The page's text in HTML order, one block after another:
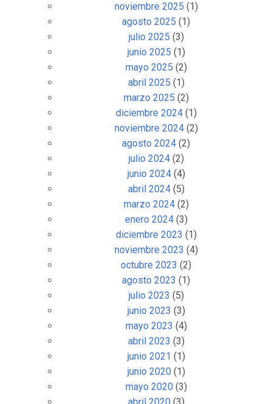
noviembre 2025 (1)
agosto 2025 (1)
julio 2025 (3)
junio 2025 (1)
mayo 2025 (2)
abril 2025 (1)
marzo 2025 (2)
diciembre 2024(1)
noviembre 2024(2)
agosto 2024 (2)
julio 2024(2)
junio 2024(4)
abril 2024(5)
marzo 2024(2)
enero 2024(3)
diciembre 2023 (1)
noviembre 2023 (4)
octubre 2023 (2)
agosto 2023 (1)
julio 2023 (5)
junio 2023 (3)
mayo 2023 (4)
abril 2023 (3)
junio 2021 (1)
junio 2020(1)
mayo 2020(3)